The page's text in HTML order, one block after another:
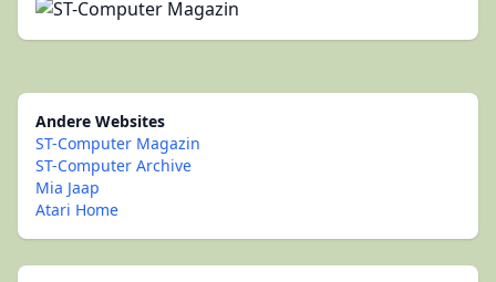
Andere Websites
ST-Computer Magazin
ST-Computer Archive
Mia Jaap
Atari Home